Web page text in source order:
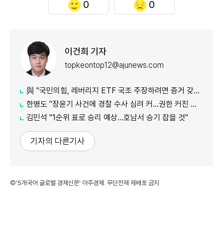
0 0
이건희 기자
topkeontop12@ajunews.com
​​​​​​​與 "국민의힘, 레버리지 ETF 국조 주장하려면 증거 갖고 오라"
한병도 "장윤기 사건에 경찰 수사 심려 커…권한 커진 만큼 증명해야"
​​​​​​​김민석 "1순위 표로 승리 예상…호남서 승기 잡을 것"
기자의 다른기사
©'5개국어 글로벌 경제신문' 아주경제. 무단전재·재배포 금지